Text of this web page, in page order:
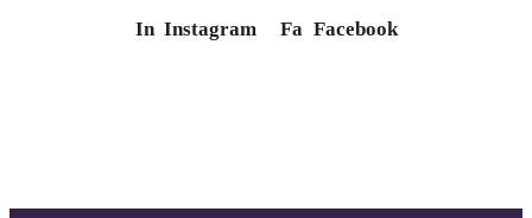
In Instagram Fa Facebook